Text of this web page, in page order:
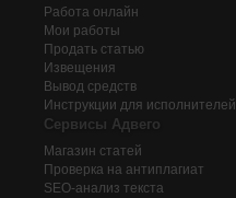
Работа онлайн
Мои работы
Продать статью
Извещения
Вывод средств
Инструкции для исполнителей
Сервисы Адвего
Магазин статей
Проверка на антиплагиат
SEO-анализ текста